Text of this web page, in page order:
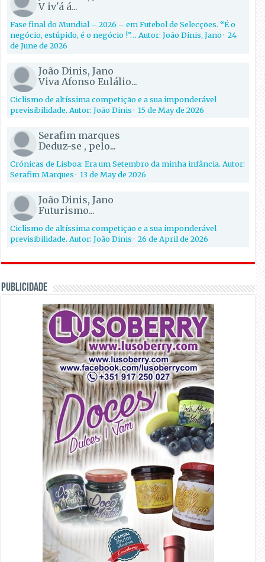
V iv'á á...
Fase final do Mundial – 2026 – em Futebol de Selecções. “É o
negócio, estúpido, é o negócio !”… Autor: João Dinis, Jano·24
de June de 2026
João Dinis, Jano
Viva Afonso Eulálio...
Ciclismo de altíssima competição e a sua imponderável
previsibilidade. Autor: João Dinis·15 de May de 2026
Serafim marques
Deduz-se , pelo...
Crónicas de Lisboa: Era um Setembro da minha infância. Autor:
Serafim Marques·13 de May de 2026
João Dinis, Jano
Futurismo...
Ciclismo de altíssima competição e a sua imponderável
previsibilidade. Autor: João Dinis·26 de April de 2026
PUBLICIDADE